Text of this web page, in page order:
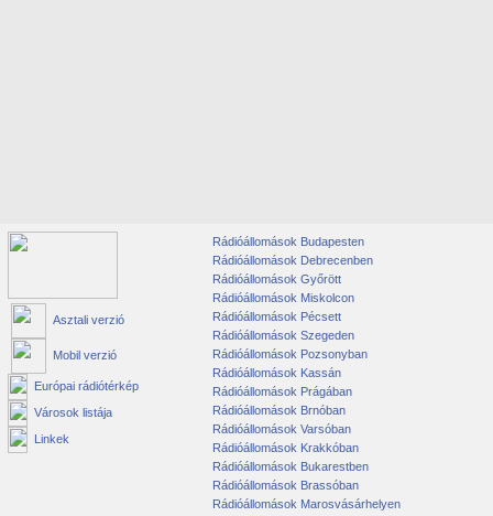
Asztali verzió
Mobil verzió
Európai rádiótérkép
Városok listája
Linkek
Rádióállomások Budapesten
Rádióállomások Debrecenben
Rádióállomások Győrött
Rádióállomások Miskolcon
Rádióállomások Pécsett
Rádióállomások Szegeden
Rádióállomások Pozsonyban
Rádióállomások Kassán
Rádióállomások Prágában
Rádióállomások Brnóban
Rádióállomások Varsóban
Rádióállomások Krakkóban
Rádióállomások Bukarestben
Rádióállomások Brassóban
Rádióállomások Marosvásárhelyen